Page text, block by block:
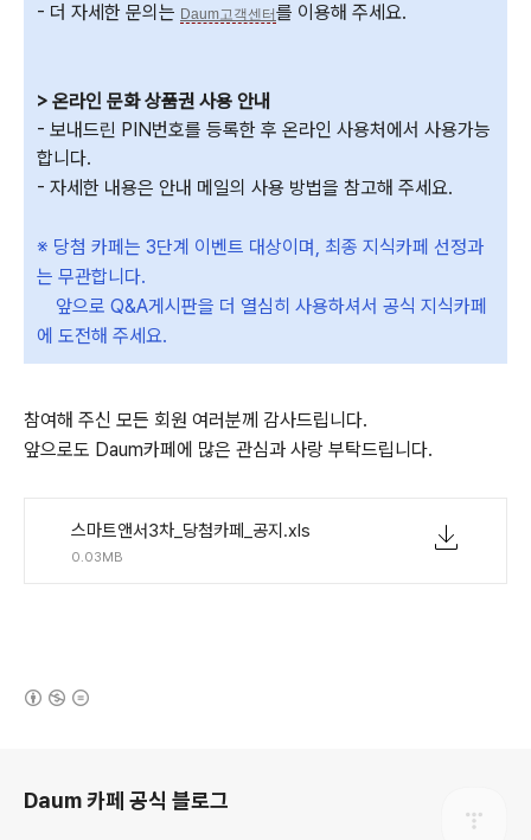
- 더 자세한 문의는 Daum고객센터를 이용해 주세요.
> 온라인 문화 상품권 사용 안내
- 보내드린 PIN번호를 등록한 후 온라인 사용처에서 사용가능
합니다.
- 자세한 내용은 안내 메일의 사용 방법을 참고해 주세요.
※ 당첨 카페는 3단계 이벤트 대상이며, 최종 지식카페 선정과
는 무관합니다.
앞으로 Q&A게시판을 더 열심히 사용하셔서 공식 지식카페
에 도전해 주세요.
참여해 주신 모든 회원 여러분께 감사드립니다.
앞으로도 Daum카페에 많은 관심과 사랑 부탁드립니다.
스마트앤서3차_당첨카페_공지.xls
0.03MB
Daum 카페 공식 블로그